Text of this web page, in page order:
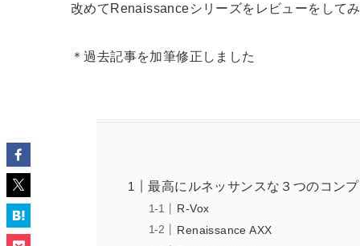
改めてRenaissanceシリーズをレビューをしてみ
＊過去記事を加筆修正しました
最高にルネッサンスな３つのコンプ
R-Vox
Renaissance AXX